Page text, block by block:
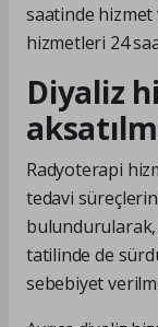
saatinde
hizmetleri 24
Diyaliz
Radyoterapi
tedavi
bulundurularak,
tatilinde de
sebebiyet